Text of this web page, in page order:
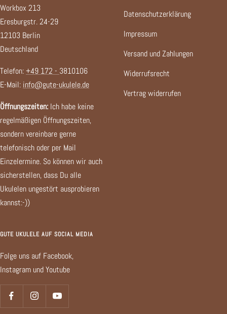
Workbox 213
Eresburgstr. 24-29
12103 Berlin
Deutschland
Telefon:+49 172 - 3810106
E-Mail: info@gute-ukulele.de
Öffnungszeiten: Ich habe keine
regelmäßigen Öffnungszeiten,
sondern vereinbare gerne
telefonisch oder per Mail
Einzelermine. So können wir auch
sicherstellen, dass Du alle
Ukulelen ungestört ausprobieren
kannst:-))
Datenschutzerklärung
Impressum
Versand und Zahlungen
Widerrufsrecht
Vertrag widerrufen
GUTE UKULELE AUF SOCIAL MEDIA
Folge uns auf Facebook,
Instagram und Youtube